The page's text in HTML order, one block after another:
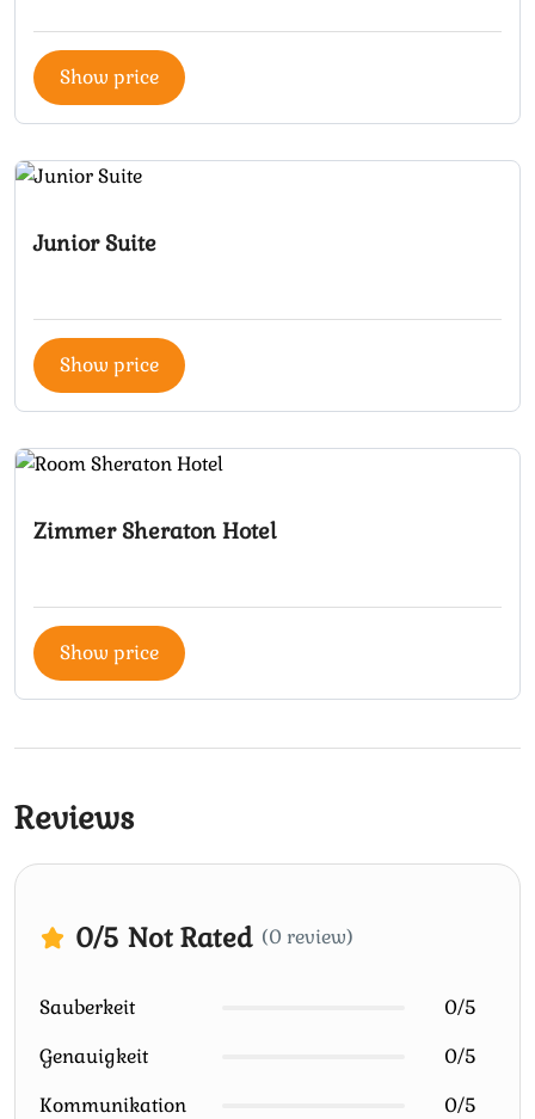
Show price
Junior Suite
Show price
Zimmer Sheraton Hotel
Show price
Reviews
0/5 Not Rated (0 review)
Sauberkeit
0/5
Genauigkeit
0/5
Kommunikation
0/5